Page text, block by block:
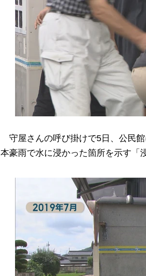
守屋さんの呼び掛けで5日、公民
本豪雨で水に浸かった箇所を示す「